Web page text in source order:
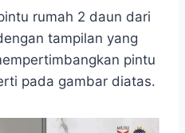
rumah 2 daun dari
tampilan yang
pintu
pada gambar diatas.